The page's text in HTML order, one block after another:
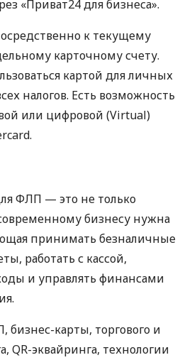
«Приват24 для бизнеса».
к текущему
карточному счету.
картой для личных
налогов. Есть возможность
или цифровой (Virtual)
ФЛП — это не только
бизнесу нужна
принимать безналичные
работать с кассой,
и управлять финансами
бизнес-карты, торгового и
QR-эквайринга, технологии